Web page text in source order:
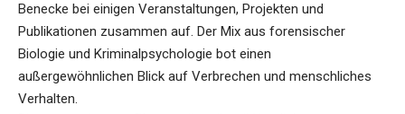
Benecke bei einigen Veranstaltungen, Projekten und
Publikationen zusammen auf. Der Mix aus forensischer
Biologie und Kriminalpsychologie bot einen
außergewöhnlichen Blick auf Verbrechen und menschliches
Verhalten.